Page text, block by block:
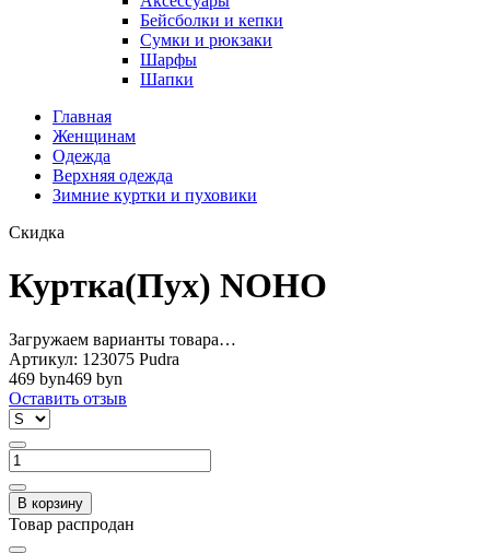
Бейсболки и кепки
Сумки и рюкзаки
Шарфы
Шапки
Главная
Женщинам
Одежда
Верхняя одежда
Зимние куртки и пуховики
Скидка
Куртка(Пух) NOHO
Загружаем варианты товара…
Артикул: 123075 Pudra
469 byn469 byn
Оставить отзыв
В корзину
Товар распродан